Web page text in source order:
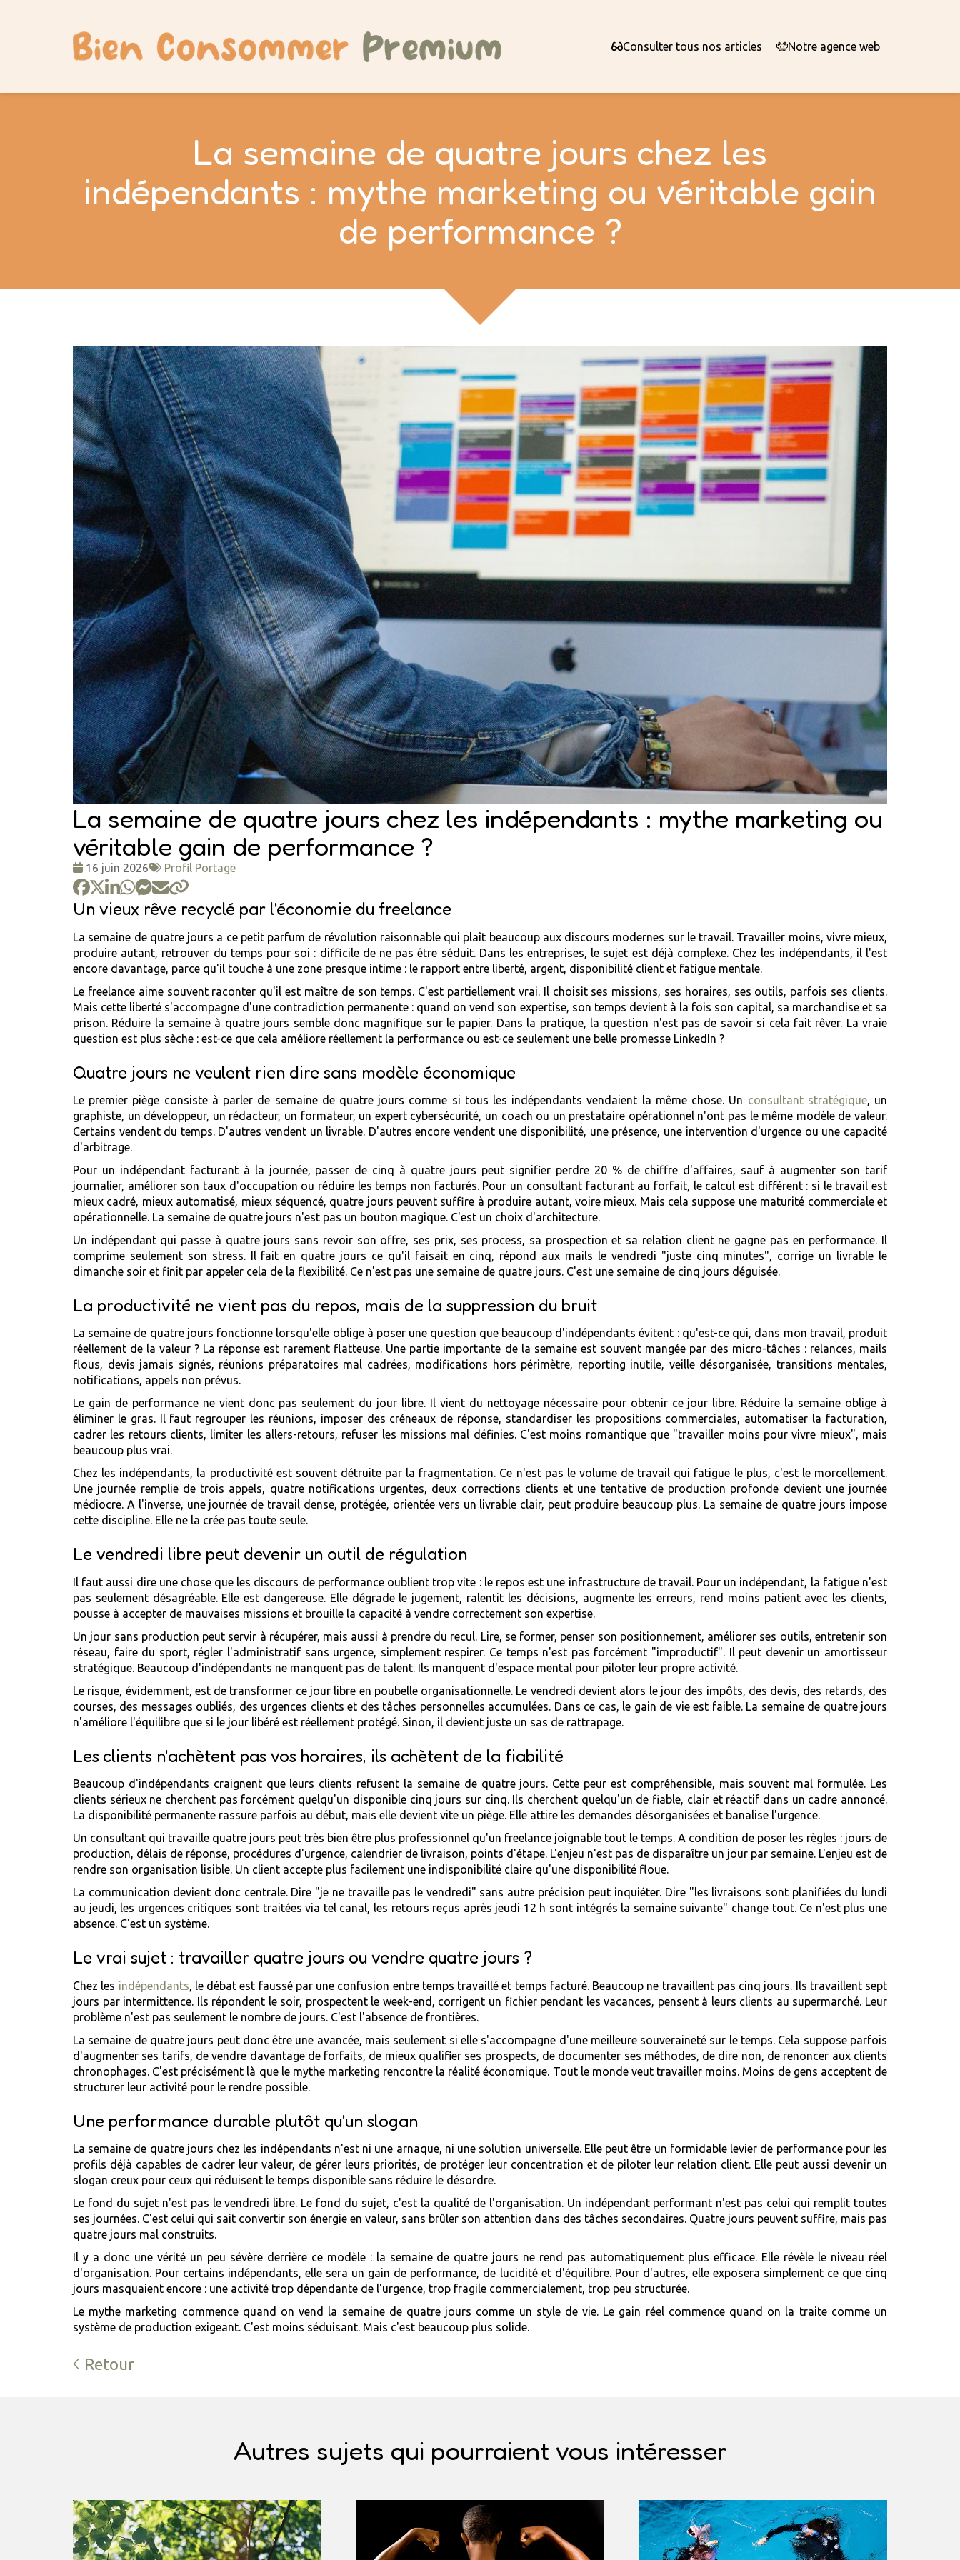
Consulter tous nos articles Notre agence web
La semaine de quatre jours chez les
indépendants : mythe marketing ou véritable gain
de performance ?
La semaine de quatre jours chez les indépendants : mythe marketing ou
véritable gain de performance ?
Date
:
16 juin 2026
Tags
:
Profil Portage
Un vieux rêve recyclé par l'économie du freelance
La semaine de quatre jours a ce petit parfum de révolution raisonnable qui plaît beaucoup aux discours modernes sur le travail. Travailler moins, vivre mieux,
produire autant, retrouver du temps pour soi : difficile de ne pas être séduit. Dans les entreprises, le sujet est déjà complexe. Chez les indépendants, il l'est
encore davantage, parce qu'il touche à une zone presque intime : le rapport entre liberté, argent, disponibilité client et fatigue mentale.
Le freelance aime souvent raconter qu'il est maître de son temps. C'est partiellement vrai. Il choisit ses missions, ses horaires, ses outils, parfois ses clients.
Mais cette liberté s'accompagne d'une contradiction permanente : quand on vend son expertise, son temps devient à la fois son capital, sa marchandise et sa
prison. Réduire la semaine à quatre jours semble donc magnifique sur le papier. Dans la pratique, la question n'est pas de savoir si cela fait rêver. La vraie
question est plus sèche : est-ce que cela améliore réellement la performance ou est-ce seulement une belle promesse LinkedIn ?
Quatre jours ne veulent rien dire sans modèle économique
Le premier piège consiste à parler de semaine de quatre jours comme si tous les indépendants vendaient la même chose. Un consultant stratégique, un
graphiste, un développeur, un rédacteur, un formateur, un expert cybersécurité, un coach ou un prestataire opérationnel n'ont pas le même modèle de valeur.
Certains vendent du temps. D'autres vendent un livrable. D'autres encore vendent une disponibilité, une présence, une intervention d'urgence ou une capacité
d'arbitrage.
Pour un indépendant facturant à la journée, passer de cinq à quatre jours peut signifier perdre 20 % de chiffre d'affaires, sauf à augmenter son tarif
journalier, améliorer son taux d'occupation ou réduire les temps non facturés. Pour un consultant facturant au forfait, le calcul est différent : si le travail est
mieux cadré, mieux automatisé, mieux séquencé, quatre jours peuvent suffire à produire autant, voire mieux. Mais cela suppose une maturité commerciale et
opérationnelle. La semaine de quatre jours n'est pas un bouton magique. C'est un choix d'architecture.
Un indépendant qui passe à quatre jours sans revoir son offre, ses prix, ses process, sa prospection et sa relation client ne gagne pas en performance. Il
comprime seulement son stress. Il fait en quatre jours ce qu'il faisait en cinq, répond aux mails le vendredi "juste cinq minutes", corrige un livrable le
dimanche soir et finit par appeler cela de la flexibilité. Ce n'est pas une semaine de quatre jours. C'est une semaine de cinq jours déguisée.
La productivité ne vient pas du repos, mais de la suppression du bruit
La semaine de quatre jours fonctionne lorsqu'elle oblige à poser une question que beaucoup d'indépendants évitent : qu'est-ce qui, dans mon travail, produit
réellement de la valeur ? La réponse est rarement flatteuse. Une partie importante de la semaine est souvent mangée par des micro-tâches : relances, mails
flous, devis jamais signés, réunions préparatoires mal cadrées, modifications hors périmètre, reporting inutile, veille désorganisée, transitions mentales,
notifications, appels non prévus.
Le gain de performance ne vient donc pas seulement du jour libre. Il vient du nettoyage nécessaire pour obtenir ce jour libre. Réduire la semaine oblige à
éliminer le gras. Il faut regrouper les réunions, imposer des créneaux de réponse, standardiser les propositions commerciales, automatiser la facturation,
cadrer les retours clients, limiter les allers-retours, refuser les missions mal définies. C'est moins romantique que "travailler moins pour vivre mieux", mais
beaucoup plus vrai.
Chez les indépendants, la productivité est souvent détruite par la fragmentation. Ce n'est pas le volume de travail qui fatigue le plus, c'est le morcellement.
Une journée remplie de trois appels, quatre notifications urgentes, deux corrections clients et une tentative de production profonde devient une journée
médiocre. A l'inverse, une journée de travail dense, protégée, orientée vers un livrable clair, peut produire beaucoup plus. La semaine de quatre jours impose
cette discipline. Elle ne la crée pas toute seule.
Le vendredi libre peut devenir un outil de régulation
Il faut aussi dire une chose que les discours de performance oublient trop vite : le repos est une infrastructure de travail. Pour un indépendant, la fatigue n'est
pas seulement désagréable. Elle est dangereuse. Elle dégrade le jugement, ralentit les décisions, augmente les erreurs, rend moins patient avec les clients,
pousse à accepter de mauvaises missions et brouille la capacité à vendre correctement son expertise.
Un jour sans production peut servir à récupérer, mais aussi à prendre du recul. Lire, se former, penser son positionnement, améliorer ses outils, entretenir son
réseau, faire du sport, régler l'administratif sans urgence, simplement respirer. Ce temps n'est pas forcément "improductif". Il peut devenir un amortisseur
stratégique. Beaucoup d'indépendants ne manquent pas de talent. Ils manquent d'espace mental pour piloter leur propre activité.
Le risque, évidemment, est de transformer ce jour libre en poubelle organisationnelle. Le vendredi devient alors le jour des impôts, des devis, des retards, des
courses, des messages oubliés, des urgences clients et des tâches personnelles accumulées. Dans ce cas, le gain de vie est faible. La semaine de quatre jours
n'améliore l'équilibre que si le jour libéré est réellement protégé. Sinon, il devient juste un sas de rattrapage.
Les clients n'achètent pas vos horaires, ils achètent de la fiabilité
Beaucoup d'indépendants craignent que leurs clients refusent la semaine de quatre jours. Cette peur est compréhensible, mais souvent mal formulée. Les
clients sérieux ne cherchent pas forcément quelqu'un disponible cinq jours sur cinq. Ils cherchent quelqu'un de fiable, clair et réactif dans un cadre annoncé.
La disponibilité permanente rassure parfois au début, mais elle devient vite un piège. Elle attire les demandes désorganisées et banalise l'urgence.
Un consultant qui travaille quatre jours peut très bien être plus professionnel qu'un freelance joignable tout le temps. A condition de poser les règles : jours de
production, délais de réponse, procédures d'urgence, calendrier de livraison, points d'étape. L'enjeu n'est pas de disparaître un jour par semaine. L'enjeu est de
rendre son organisation lisible. Un client accepte plus facilement une indisponibilité claire qu'une disponibilité floue.
La communication devient donc centrale. Dire "je ne travaille pas le vendredi" sans autre précision peut inquiéter. Dire "les livraisons sont planifiées du lundi
au jeudi, les urgences critiques sont traitées via tel canal, les retours reçus après jeudi 12 h sont intégrés la semaine suivante" change tout. Ce n'est plus une
absence. C'est un système.
Le vrai sujet : travailler quatre jours ou vendre quatre jours ?
Chez les indépendants , le débat est faussé par une confusion entre temps travaillé et temps facturé. Beaucoup ne travaillent pas cinq jours. Ils travaillent sept
jours par intermittence. Ils répondent le soir, prospectent le week-end, corrigent un fichier pendant les vacances, pensent à leurs clients au supermarché. Leur
problème n'est pas seulement le nombre de jours. C'est l'absence de frontières.
La semaine de quatre jours peut donc être une avancée, mais seulement si elle s'accompagne d'une meilleure souveraineté sur le temps. Cela suppose parfois
d'augmenter ses tarifs, de vendre davantage de forfaits, de mieux qualifier ses prospects, de documenter ses méthodes, de dire non, de renoncer aux clients
chronophages. C'est précisément là que le mythe marketing rencontre la réalité économique. Tout le monde veut travailler moins. Moins de gens acceptent de
structurer leur activité pour le rendre possible.
Une performance durable plutôt qu'un slogan
La semaine de quatre jours chez les indépendants n'est ni une arnaque, ni une solution universelle. Elle peut être un formidable levier de performance pour les
profils déjà capables de cadrer leur valeur, de gérer leurs priorités, de protéger leur concentration et de piloter leur relation client. Elle peut aussi devenir un
slogan creux pour ceux qui réduisent le temps disponible sans réduire le désordre.
Le fond du sujet n'est pas le vendredi libre. Le fond du sujet, c'est la qualité de l'organisation. Un indépendant performant n'est pas celui qui remplit toutes
ses journées. C'est celui qui sait convertir son énergie en valeur, sans brûler son attention dans des tâches secondaires. Quatre jours peuvent suffire, mais pas
quatre jours mal construits.
Il y a donc une vérité un peu sévère derrière ce modèle : la semaine de quatre jours ne rend pas automatiquement plus efficace. Elle révèle le niveau réel
d'organisation. Pour certains indépendants, elle sera un gain de performance, de lucidité et d'équilibre. Pour d'autres, elle exposera simplement ce que cinq
jours masquaient encore : une activité trop dépendante de l'urgence, trop fragile commercialement, trop peu structurée.
Le mythe marketing commence quand on vend la semaine de quatre jours comme un style de vie. Le gain réel commence quand on la traite comme un
système de production exigeant. C'est moins séduisant. Mais c'est beaucoup plus solide.
Retour
Autres sujets qui pourraient vous intéresser